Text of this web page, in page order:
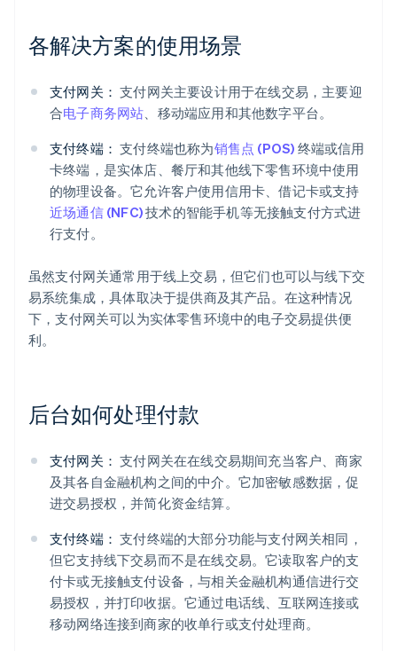
各解决方案的使用场景
支付网关： 支付网关主要设计用于在线交易，主要迎
合电子商务网站、移动端应用和其他数字平台。
支付终端： 支付终端也称为销售点 (POS) 终端或信用
卡终端，是实体店、餐厅和其他线下零售环境中使用
的物理设备。它允许客户使用信用卡、借记卡或支持
近场通信 (NFC)技术的智能手机等无接触支付方式进
行支付。
虽然支付网关通常用于线上交易，但它们也可以与线下交
易系统集成，具体取决于提供商及其产品。在这种情况
下，支付网关可以为实体零售环境中的电子交易提供便
利。
后台如何处理付款
支付网关： 支付网关在在线交易期间充当客户、商家
及其各自金融机构之间的中介。它加密敏感数据，促
进交易授权，并简化资金结算。
支付终端： 支付终端的大部分功能与支付网关相同，
但它支持线下交易而不是在线交易。它读取客户的支
付卡或无接触支付设备，与相关金融机构通信进行交
易授权，并打印收据。它通过电话线、互联网连接或
移动网络连接到商家的收单行或支付处理商。